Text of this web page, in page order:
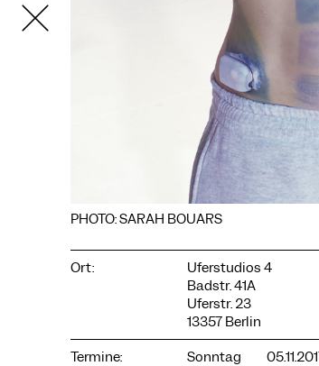
PHOTO: SARAH BOUARS
Ort:
Uferstudios 4
Badstr. 41A
Uferstr. 23
13357 Berlin
Termine:
Sonntag
COOKIE-EINSTELLUNGEN
Wir verwenden Cookies und Inhalte externer Anbieter
unserer Website. Notwendige Cookies sind essenziell,
die Website weiterzuentwickeln. Sie können Ihre
jederzeit widerrufen. Bitte besuchen Sie unsere
Datenschutzerklärung für weitere Informationen. Unten
können Sie auswählen, welche Technologien Sie zulassen
Notwendige Cookies